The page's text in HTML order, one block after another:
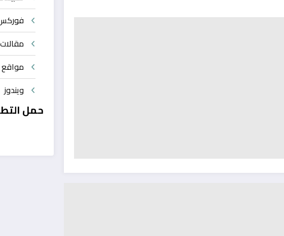
مقالات
مواقع
ويندوز
حمل